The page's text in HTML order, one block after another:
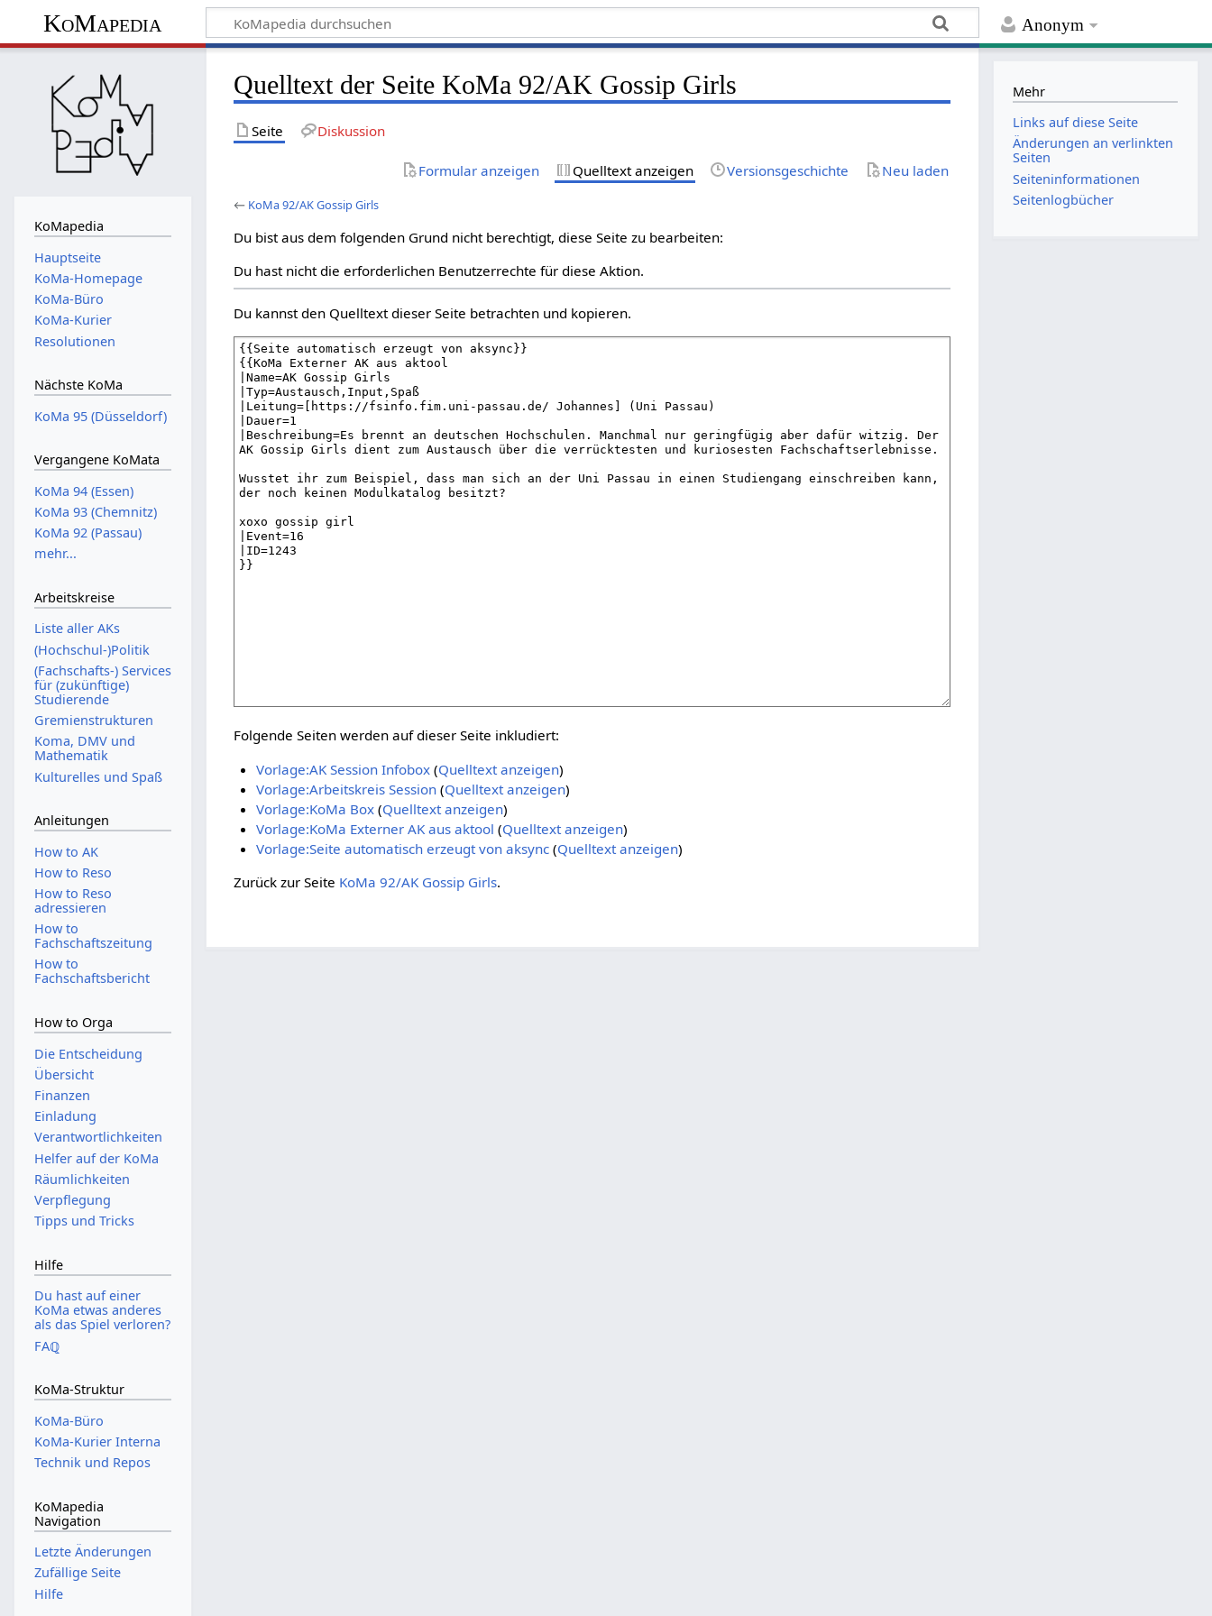
Anonym
KoMapedia
Quelltext der Seite KoMa 92/AK Gossip Girls
Seite Diskussion
Formular anzeigen Quelltext anzeigen Versionsgeschichte Neu laden
← KoMa 92/AK Gossip Girls
Du bist aus dem folgenden Grund nicht berechtigt, diese Seite zu bearbeiten:
Du hast nicht die erforderlichen Benutzerrechte für diese Aktion.
Du kannst den Quelltext dieser Seite betrachten und kopieren.
Folgende Seiten werden auf dieser Seite inkludiert:
Vorlage:AK Session Infobox(Quelltext anzeigen)
Vorlage:Arbeitskreis Session(Quelltext anzeigen)
Vorlage:KoMa Box(Quelltext anzeigen)
Vorlage:KoMa Externer AK aus aktool (Quelltext anzeigen)
Vorlage:Seite automatisch erzeugt von aksync(Quelltext anzeigen)
Zurück zur Seite KoMa 92/AK Gossip Girls.
KoMapedia
Hauptseite
KoMa-Homepage
KoMa-Büro
KoMa-Kurier
Resolutionen
Nächste KoMa
KoMa 95 (Düsseldorf)
Vergangene KoMata
KoMa 94 (Essen)
KoMa 93 (Chemnitz)
KoMa 92 (Passau)
mehr...
Arbeitskreise
Liste aller AKs
(Hochschul-)Politik
(Fachschafts-) Services
für (zukünftige)
Studierende
Gremienstrukturen
Koma, DMV und
Mathematik
Kulturelles und Spaß
Anleitungen
How to AK
How to Reso
How to Reso
adressieren
How to
Fachschaftszeitung
How to
Fachschaftsbericht
How to Orga
Die Entscheidung
Übersicht
Finanzen
Einladung
Verantwortlichkeiten
Helfer auf der KoMa
Räumlichkeiten
Verpflegung
Tipps und Tricks
Hilfe
Du hast auf einer
KoMa etwas anderes
als das Spiel verloren?
FAℚ
KoMa-Struktur
KoMa-Büro
KoMa-Kurier Interna
Technik und Repos
KoMapedia
Navigation
Letzte Änderungen
Zufällige Seite
Hilfe
Mehr
Links auf diese Seite
Änderungen an verlinkten
Seiten
Seiten­­informationen
Seitenlogbücher